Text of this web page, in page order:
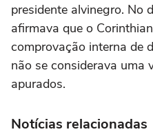
presidente alvinegro. No
afirmava que o
comprovação interna de
não se considerava uma
apurados.
Notícias relacionadas